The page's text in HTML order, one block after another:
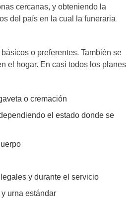
cercanas, y obteniendo la
del país en la cual la funeraria
o preferentes. También se
el hogar. En casi todos los planes
o cremación
el estado donde se
y durante el servicio
urna estándar